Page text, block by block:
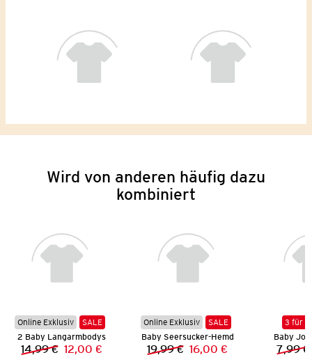
Wird von anderen häufig dazu
kombiniert
Online Exklusiv
SALE
2 Baby Langarmbodys
Vorheriger Preis:
14,99 € Neuer Preis:
12,00 €
Online Exklusiv
SALE
Baby Seersucker-Hemd
Vorheriger Preis:
19,99 € Neuer Preis:
16,00 €
3 für 2
Baby
7,99 €